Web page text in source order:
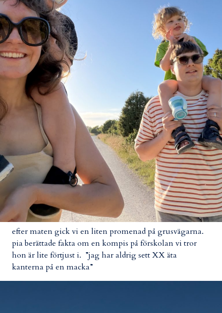
efter maten gick vi en liten promenad på grusvägarna.
pia berättade fakta om en kompis på förskolan vi tror
hon är lite förtjust i. ”jag har aldrig sett XX äta
kanterna på en macka”